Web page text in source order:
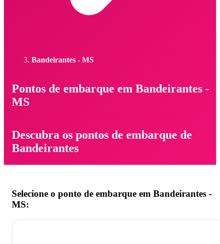
Bandeirantes - MS
Pontos de embarque em Bandeirantes -
MS
Descubra os pontos de embarque de
Bandeirantes
Selecione o ponto de embarque em Bandeirantes -
MS: